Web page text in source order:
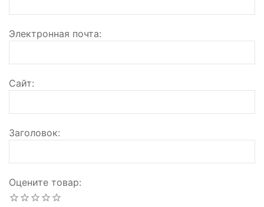
Электронная почта
Сайт
Заголовок
Оцените товар